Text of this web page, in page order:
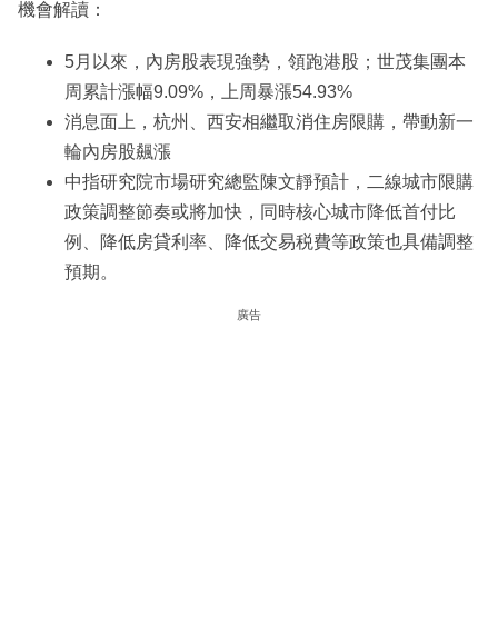
機會解讀：
5月以來，內房股表現強勢，領跑港股；世茂集團本
周累計漲幅9.09%，上周暴漲54.93%
消息面上，杭州、西安相繼取消住房限購，帶動新一
輪內房股飆漲
中指研究院市場研究總監陳文靜預計，二線城市限購
政策調整節奏或將加快，同時核心城市降低首付比
例、降低房貸利率、降低交易税費等政策也具備調整
預期。
廣告